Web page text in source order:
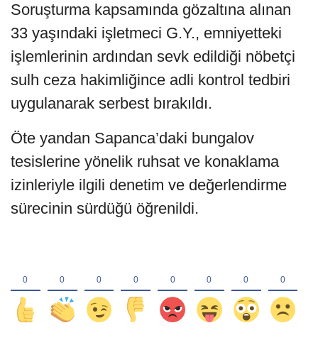
Soruşturma kapsamında gözaltına alınan
33 yaşındaki işletmeci G.Y., emniyetteki
işlemlerinin ardından sevk edildiği nöbetçi
sulh ceza hakimliğince adli kontrol tedbiri
uygulanarak serbest bırakıldı.
Öte yandan Sapanca’daki bungalov
tesislerine yönelik ruhsat ve konaklama
izinleriyle ilgili denetim ve değerlendirme
sürecinin sürdüğü öğrenildi.